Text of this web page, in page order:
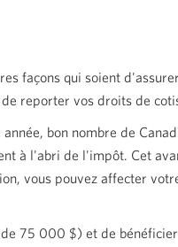
façons qui soient
reporter vos droits de
bon nombre de
à l'abri de l'impôt. Cet
vous pouvez affecter
75 000 $) et de